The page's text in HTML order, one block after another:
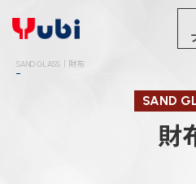
SAND GLASS｜財布
SAND
財